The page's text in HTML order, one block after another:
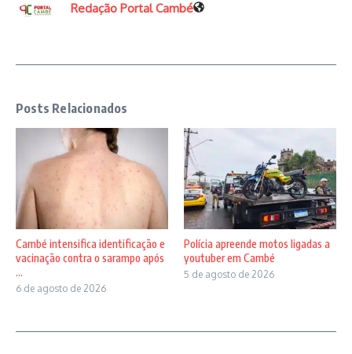
Redação Portal Cambé
Posts Relacionados
Cambé intensifica identificação e
vacinação contra o sarampo após
...
6 de agosto de 2026
Polícia apreende motos ligadas a
youtuber em Cambé
5 de agosto de 2026